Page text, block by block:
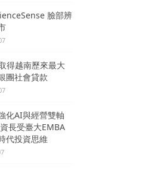
臉部辨
得越南歷來最大
團社會貸款
化AI與經營雙軸
長受臺大EMBA
代投資思維